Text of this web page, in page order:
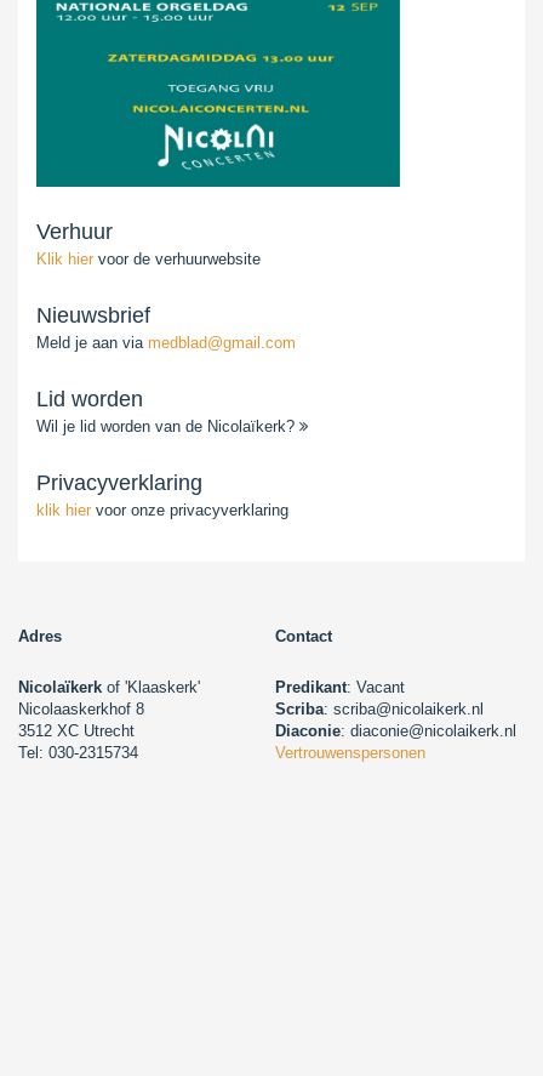
Verhuur
Klik hier voor de verhuurwebsite
Nieuwsbrief
Meld je aan via medblad@gmail.com
Lid worden
Wil je lid worden van de Nicolaïkerk?
Privacyverklaring
klik hier voor onze privacyverklaring
Adres Contact
Nicolaïkerk of 'Klaaskerk'
Nicolaaskerkhof 8
3512 XC Utrecht
Tel: 030-2315734
Predikant: Vacant
Scriba: scriba@nicolaikerk.nl
Diaconie: diaconie@nicolaikerk.nl
Vertrouwenspersonen